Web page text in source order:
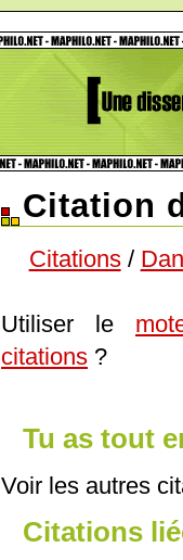
Citation
Citations/
Utiliser le
citations ?
Tu as tout
Voir les autres
Citations